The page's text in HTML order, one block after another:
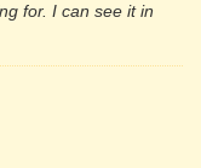
for. I can see it in